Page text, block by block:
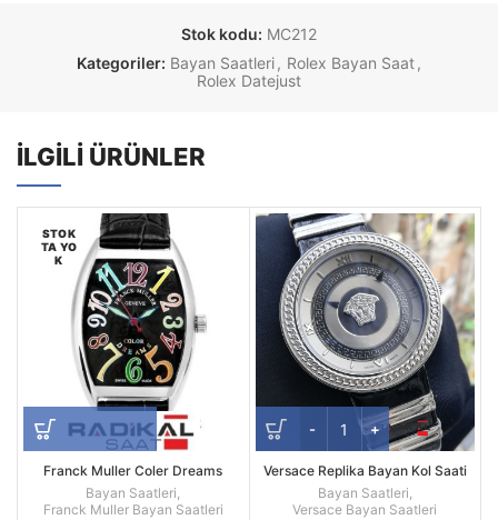
Stok kodu: MC212
Kategoriler: Bayan Saatleri , Rolex Bayan Saat ,
Rolex Datejust
İLGILI ÜRÜNLER
STOK
TA YO
K
Franck Muller Coler Dreams
Bayan Saatleri,
Franck Muller Bayan Saatleri
Versace Replika Bayan Kol Saati
Gri Kadran 38mm Quartz
Mekanizma
Bayan Saatleri,
Versace Bayan Saatleri